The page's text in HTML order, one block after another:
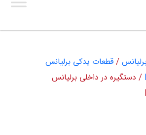
/قطعات یدکی برلیانس
/ دستگیره در داخلی برلیانس